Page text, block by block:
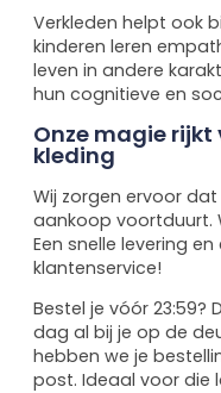
Verkleden helpt ook
kinderen leren
leven in andere
hun cognitieve en
Onze magie rijkt
kleding
Wij zorgen ervoor
aankoop voortduurt.
Een snelle levering
klantenservice!
Bestel je vóór 23:59?
dag al bij je op de
hebben we je
post. Ideaal voor